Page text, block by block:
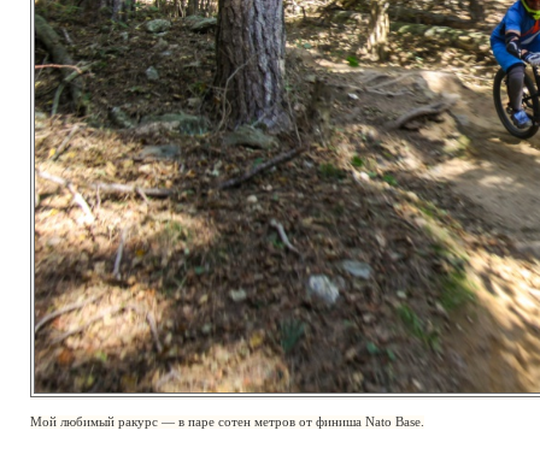
Мой любимый ракурс — в паре сотен метров от финиша Nato Base.